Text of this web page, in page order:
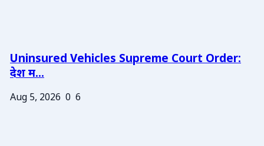
Uninsured Vehicles Supreme Court Order:
देश म...
Aug 5, 2026 0 6